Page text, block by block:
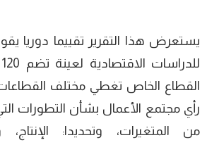
يستعرض هذا التقرير تقييما دوريا
القطاع الخاص تغطي مختلف
رأي مجتمع الأعمال بشأن التطورات
من المتغيرات، وتحديدا: الإنتاج،